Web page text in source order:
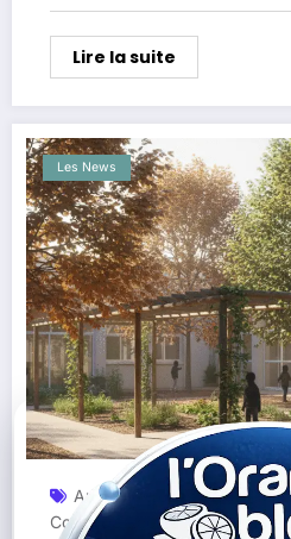
Lire la suite
Les News
Appel À Projets ,Biodiversité
Cours De Récréation,